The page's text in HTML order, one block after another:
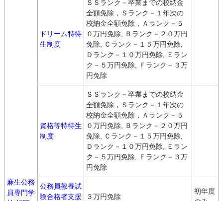
麻生公務
員専門学
ドリーム特待
生制度
ＳＳランク－卒業までの校納金
全額免除，Ｓランク－１年次の
校納金全額免除，Ａランク－５
０万円免除, Ｂランク－２０万円
免除, Ｃランク－１５万円免除,
Ｄランク－１０万円免除, Ｅラン
ク－５万円免除, Ｆランク－３万
円免除
資格等特待生
制度
ＳＳランク－卒業までの校納金
全額免除，Ｓランク－１年次の
校納金全額免除，Ａランク－５
０万円免除, Ｂランク－２０万円
免除, Ｃランク－１５万円免除,
Ｄランク－１０万円免除, Ｅラン
ク－５万円免除, Ｆランク－３万
円免除
公務員教養試
験合格者支援
３万円免除
初年度